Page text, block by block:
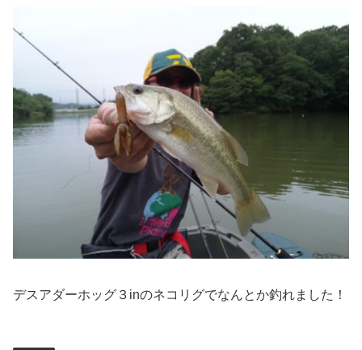
デスアダーホッグ３inのネコリグでなんとか釣れました！